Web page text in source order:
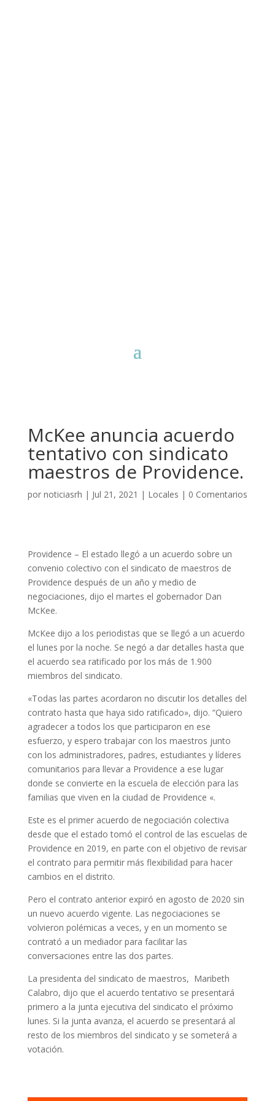
McKee anuncia acuerdo
tentativo con sindicato
maestros de Providence.
por noticiasrh | Jul 21, 2021 | Locales | 0 Comentarios
Providence – El estado llegó a un acuerdo sobre un
convenio colectivo con el sindicato de maestros de
Providence después de un año y medio de
negociaciones, dijo el martes el gobernador Dan
McKee.
McKee dijo a los periodistas que se llegó a un acuerdo
el lunes por la noche. Se negó a dar detalles hasta que
el acuerdo sea ratificado por los más de 1.900
miembros del sindicato.
«Todas las partes acordaron no discutir los detalles del
contrato hasta que haya sido ratificado», dijo. “Quiero
agradecer a todos los que participaron en ese
esfuerzo, y espero trabajar con los maestros junto
con los administradores, padres, estudiantes y líderes
comunitarios para llevar a Providence a ese lugar
donde se convierte en la escuela de elección para las
familias que viven en la ciudad de Providence «.
Este es el primer acuerdo de negociación colectiva
desde que el estado tomó el control de las escuelas de
Providence en 2019, en parte con el objetivo de revisar
el contrato para permitir más flexibilidad para hacer
cambios en el distrito.
Pero el contrato anterior expiró en agosto de 2020 sin
un nuevo acuerdo vigente. Las negociaciones se
volvieron polémicas a veces, y en un momento se
contrató a un mediador para facilitar las
conversaciones entre las dos partes.
La presidenta del sindicato de maestros, Maribeth
Calabro, dijo que el acuerdo tentativo se presentará
primero a la junta ejecutiva del sindicato el próximo
lunes. Si la junta avanza, el acuerdo se presentará al
resto de los miembros del sindicato y se someterá a
votación.